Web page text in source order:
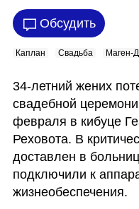
Обсудить
Каплан Свадьба Маген-
34-летний жених
свадебной
февраля в кибуце
Реховота. В
доставлен в
подключили к
жизнеобеспечения.